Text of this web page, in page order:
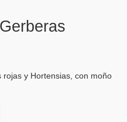
y Hortensias, con moño